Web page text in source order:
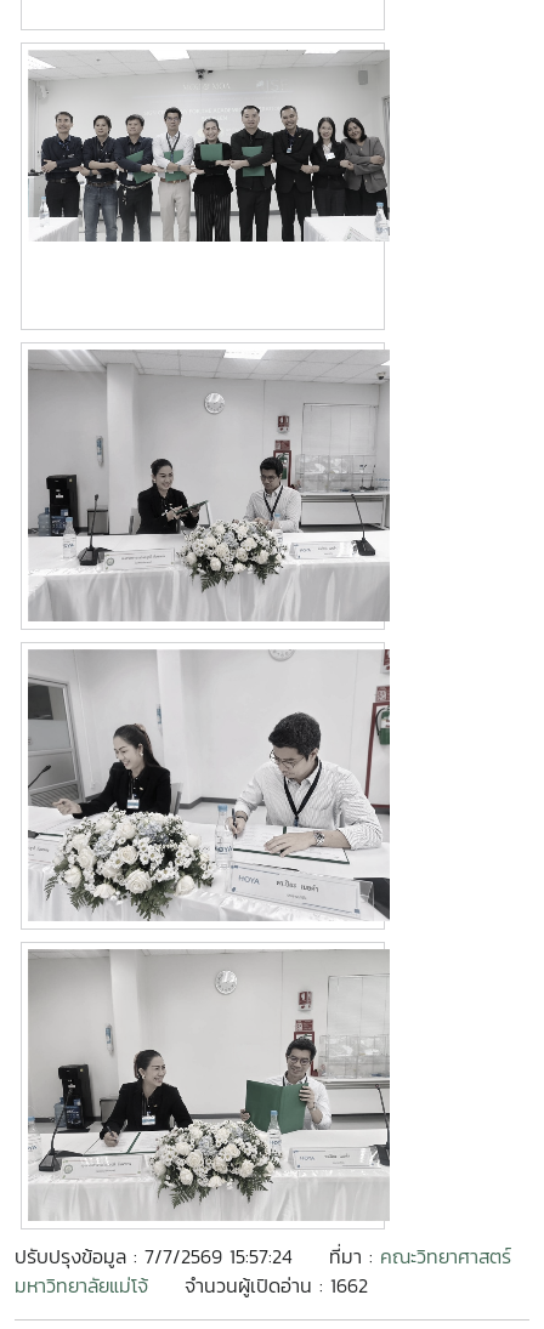
ปรับปรุงข้อมูล : 7/7/2569 15:57:24 ที่มา : คณะวิทยาศาสตร์
มหาวิทยาลัยแม่โจ้
จำนวนผู้เปิดอ่าน : 1662